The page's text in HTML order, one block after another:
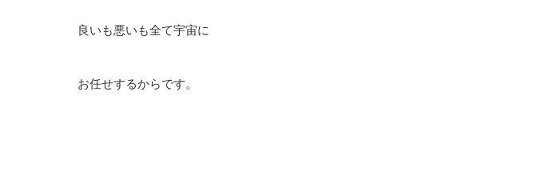
良いも悪いも全て宇宙に
お任せするからです。